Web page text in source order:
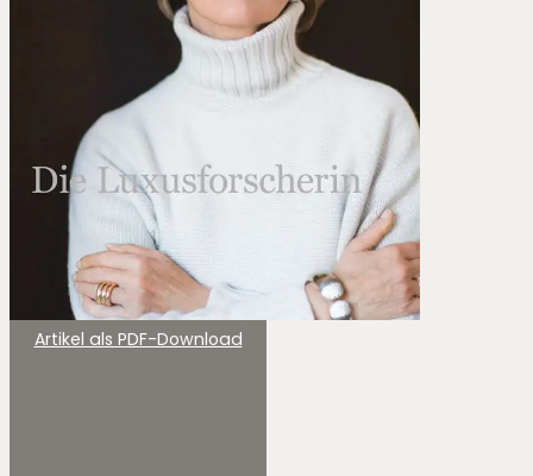
Artikel als PDF-Download